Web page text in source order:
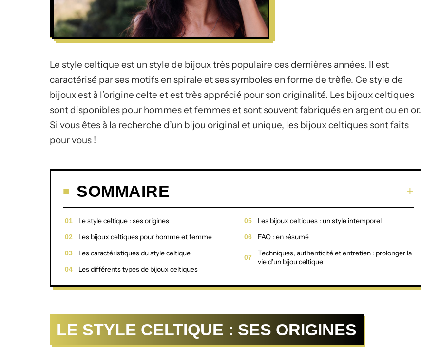
Le style celtique est un style de bijoux très populaire ces dernières années. Il est
caractérisé par ses motifs en spirale et ses symboles en forme de trèfle. Ce style de
bijoux est à l’origine celte et est très apprécié pour son originalité. Les bijoux celtiques
sont disponibles pour hommes et femmes et sont souvent fabriqués en argent ou en or.
Si vous êtes à la recherche d’un bijou original et unique, les bijoux celtiques sont faits
pour vous !
SOMMAIRE
Le style celtique : ses origines
Les bijoux celtiques pour homme et femme
Les caractéristiques du style celtique
Les différents types de bijoux celtiques
Les bijoux celtiques : un style intemporel
FAQ : en résumé
Techniques, authenticité et entretien : prolonger la
vie d’un bijou celtique
LE STYLE CELTIQUE : SES ORIGINES